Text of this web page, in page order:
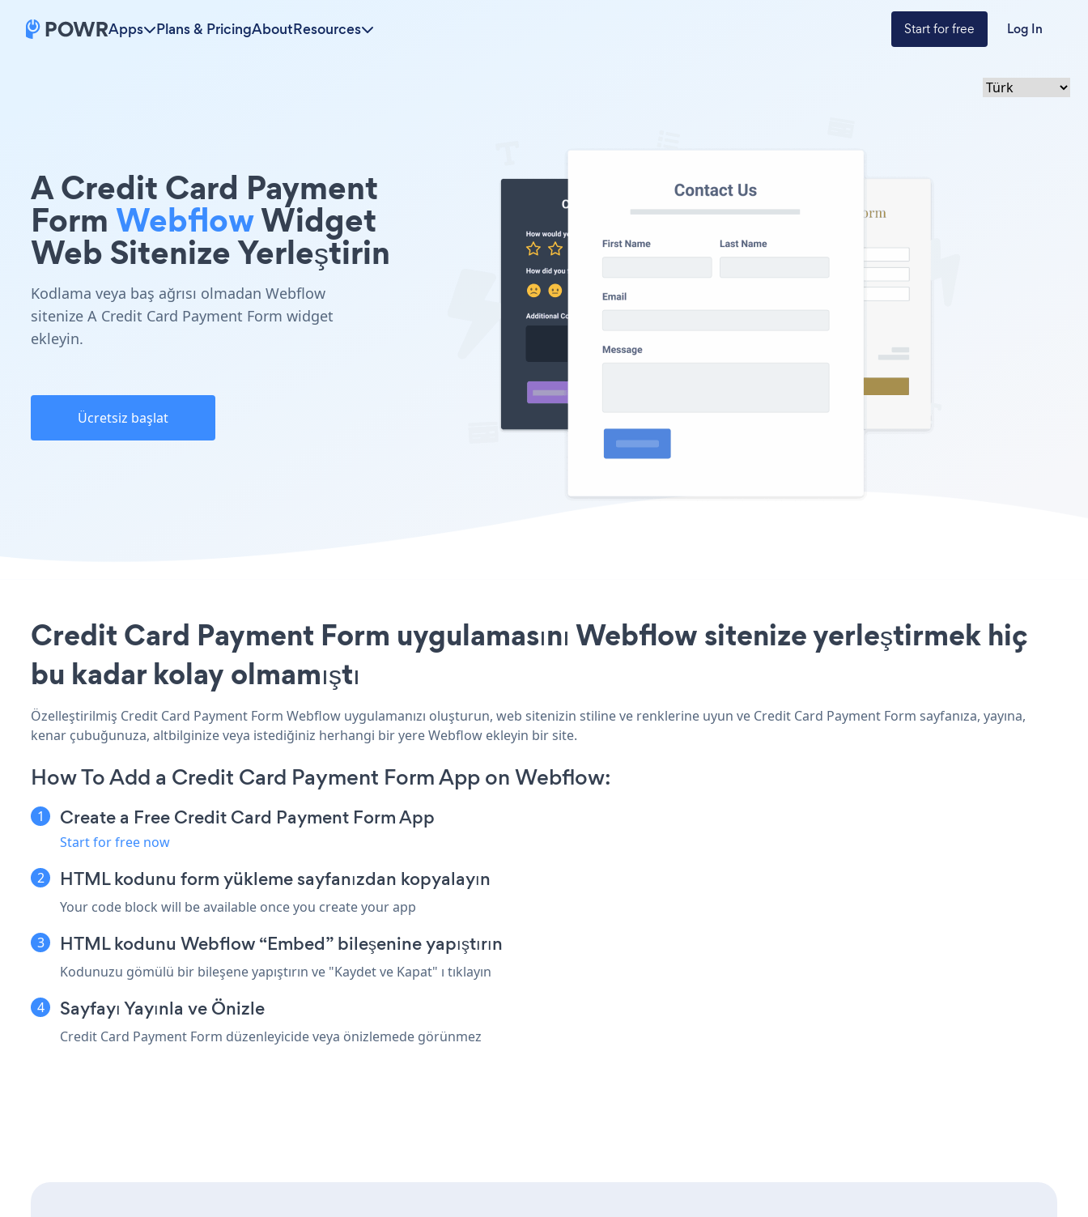
Apps Plans & PricingAboutResources Start for free Log In
A Credit Card Payment
FormWebflowWidget
Web Sitenize Yerleştirin
Kodlama veya baş ağrısı olmadan Webflow
sitenize A Credit Card Payment Form widget
ekleyin.
Ücretsiz başlat
Credit Card Payment Form uygulamasını Webflow sitenize yerleştirmek hiç
bu kadar kolay olmamıştı
Özelleştirilmiş Credit Card Payment Form Webflow uygulamanızı oluşturun, web sitenizin stiline ve renklerine uyun ve Credit Card Payment Form sayfanıza, yayına,
kenar çubuğunuza, altbilginize veya istediğiniz herhangi bir yere Webflow ekleyin bir site.
How To Add a Credit Card Payment Form App on Webflow:
Create a Free Credit Card Payment Form App
Start for free now
HTML kodunu form yükleme sayfanızdan kopyalayın
Your code block will be available once you create your app
HTML kodunu Webflow “Embed” bileşenine yapıştırın
Kodunuzu gömülü bir bileşene yapıştırın ve "Kaydet ve Kapat" ı tıklayın
Sayfayı Yayınla ve Önizle
Credit Card Payment Form düzenleyicide veya önizlemede görünmez